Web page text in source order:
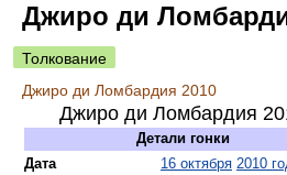
Джиро ди
Толкование
Джиро ди Ломбардия 2010
Джиро ди Ломбардия
Детали гонки
Дата
16 октября 2010